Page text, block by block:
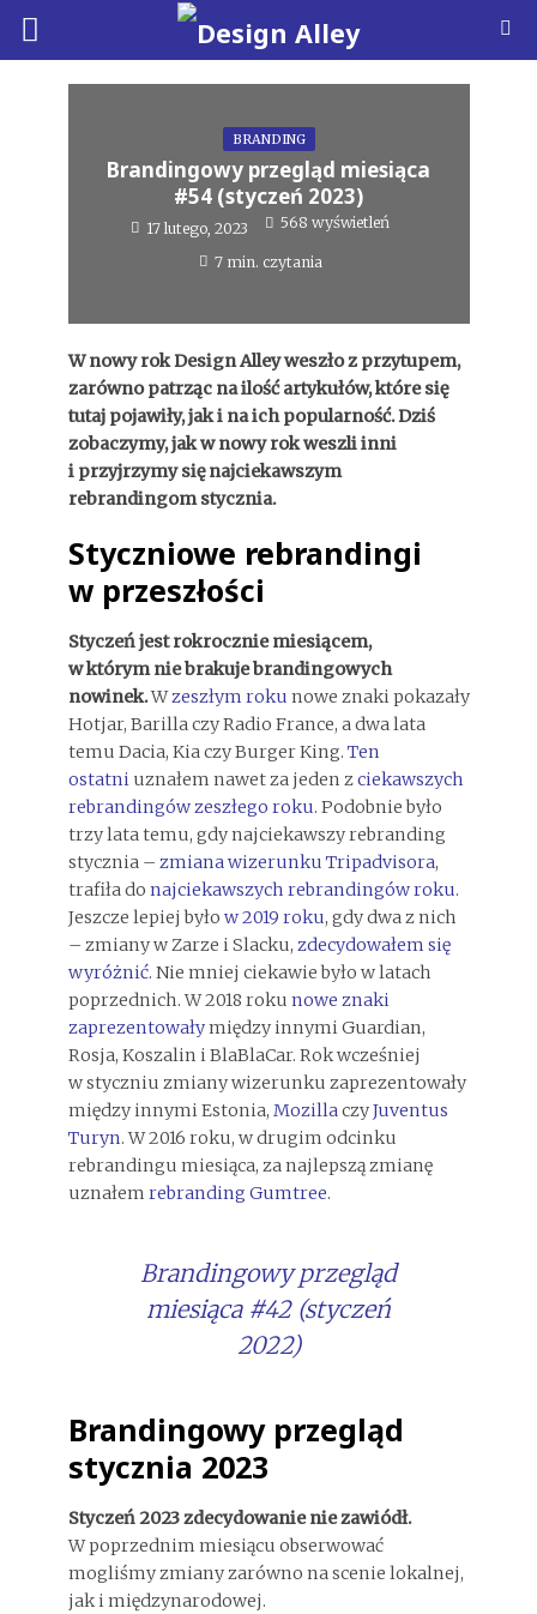
BRANDING
Brandingowy przegląd miesiąca
#54 (styczeń 2023)
17 lutego, 2023 568 wyświetleń
7 min. czytania
W nowy rok Design Alley weszło z przytupem,
zarówno patrząc na ilość artykułów, które się
tutaj pojawiły, jak i na ich popularność. Dziś
zobaczymy, jak w nowy rok weszli inni
i przyjrzymy się najciekawszym
rebrandingom stycznia.
Styczniowe rebrandingi
w przeszłości
Styczeń jest rokrocznie miesiącem,
w którym nie brakuje brandingowych
nowinek.Wzeszłym roku nowe znaki pokazały
Hotjar, Barilla czy Radio France, a dwa lata
temu Dacia, Kia czy Burger King.Ten
ostatniuznałem nawet za jeden zciekawszych
rebrandingów zeszłego roku. Podobnie było
trzy lata temu, gdy najciekawszy rebranding
stycznia – zmiana wizerunku Tripadvisora,
trafiła do najciekawszych rebrandingów roku.
Jeszcze lepiej było w 2019 roku, gdy dwa z nich
– zmiany w Zarze i Slacku, zdecydowałem się
wyróżnić. Nie mniej ciekawie było w latach
poprzednich. W 2018 roku nowe znaki
zaprezentowałymiędzy innymi Guardian,
Rosja, Koszalin i BlaBlaCar. Rok wcześniej
w styczniu zmiany wizerunku zaprezentowały
między innymi Estonia, MozillaczyJuventus
Turyn. W 2016 roku, w drugim odcinku
rebrandingu miesiąca, za najlepszą zmianę
uznałem rebranding Gumtree.
Brandingowy przegląd
miesiąca #42 (styczeń
2022)
Brandingowy przegląd
stycznia 2023
Styczeń 2023 zdecydowanie nie zawiódł.
W poprzednim miesiącu obserwować
mogliśmy zmiany zarówno na scenie lokalnej,
jak i międzynarodowej.